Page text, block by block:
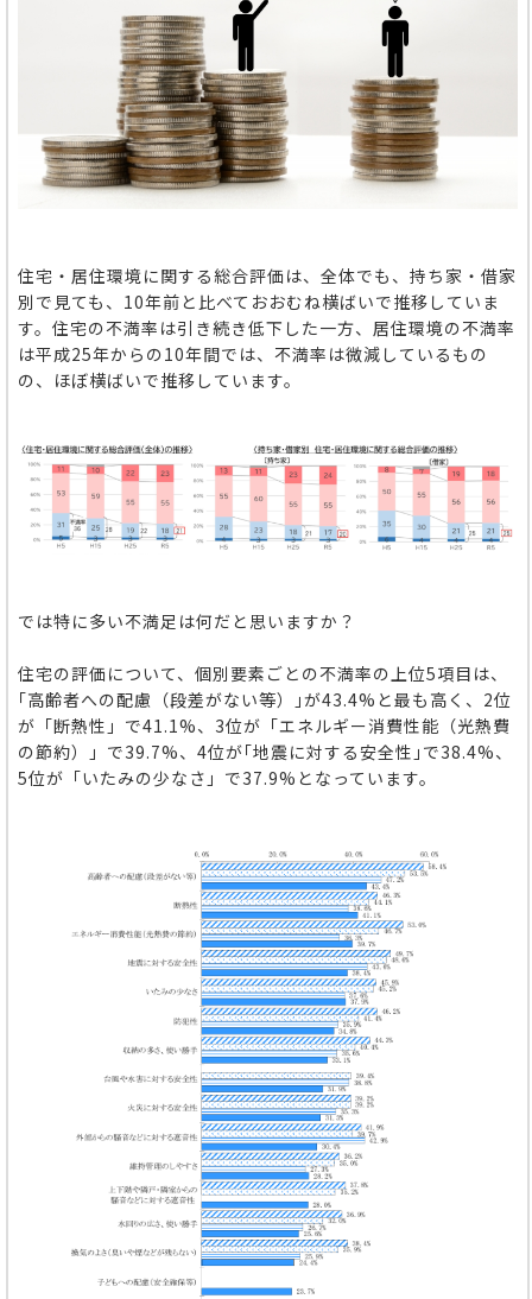
住宅・居住環境に関する総合評価は、全体でも、持ち家・借家
別で見ても、10年前と比べておおむね横ばいで推移していま
す。住宅の不満率は引き続き低下した一方、居住環境の不満率
は平成25年からの10年間では、不満率は微減しているもの
の、ほぼ横ばいで推移しています。
では特に多い不満足は何だと思いますか？
住宅の評価について、個別要素ごとの不満率の上位5項目は、
｢高齢者への配慮（段差がない等）｣が43.4%と最も高く、2位
が「断熱性」で41.1%、3位が「エネルギー消費性能（光熱費
の節約）」で39.7%、4位が｢地震に対する安全性｣で38.4%、
5位が「いたみの少なさ」で37.9%となっています。